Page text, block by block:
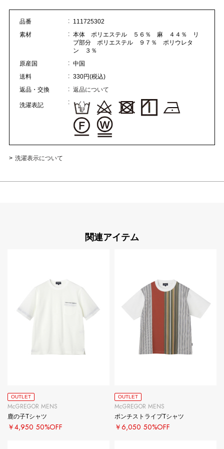
リネンとポリエステルを使用した生地なのでドライでソフトな着心地
です。
■コーディネート
1枚でご着用頂いても良いですが、ジャケット、アウターのインナーに
も最適な商品です。
品番
111725302
素材
本体 ポリエステル ５６％ 麻 ４４％ リ
ブ部分 ポリエステル ９７％ ポリウレタ
ン ３％
原産国
中国
送料
330円(税込)
返品・交換
返品について
洗濯表記
洗濯表示について
関連アイテム
OUTLET
McGREGOR MENS
鹿の子Tシャツ
￥4,950 50%OFF
OUTLET
McGREGOR MENS
ポンチストライプTシャツ
￥6,050 50%OFF